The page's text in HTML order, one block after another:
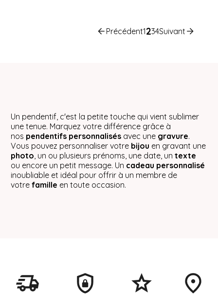
Précédent1234Suivant
Un pendentif, c'est la petite touche qui vient sublimer
une tenue. Marquez votre différence grâce à
nos pendentifs personnalisés avec une gravure.
Vous pouvez personnaliser votre bijou en gravant une
photo, un ou plusieurs prénoms, une date, untexte
ou encore un petit message. Un cadeau personnalisé
inoubliable et idéal pour offrir à un membre de
votrefamille en toute occasion.